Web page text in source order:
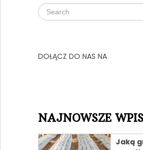
DOŁĄCZ DO NAS NA
NAJNOWSZE
Jaką